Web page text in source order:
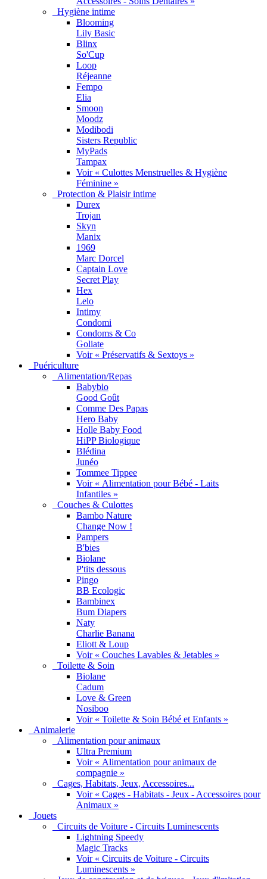
Hygiène intime
Blooming
Lily Basic
Blinx
So'Cup
Loop
Réjeanne
Fempo
Elia
Smoon
Moodz
Modibodi
Sisters Republic
MyPads
Tampax
Voir « Culottes Menstruelles & Hygiène
Féminine »
Protection & Plaisir intime
Durex
Trojan
Skyn
Manix
1969
Marc Dorcel
Captain Love
Secret Play
Hex
Lelo
Intimy
Condomi
Condoms & Co
Goliate
Voir « Préservatifs & Sextoys »
Puériculture
Alimentation/Repas
Babybio
Good Goût
Comme Des Papas
Hero Baby
Holle Baby Food
HiPP Biologique
Blédina
Junéo
Tommee Tippee
Voir « Alimentation pour Bébé - Laits
Infantiles »
Couches & Culottes
Bambo Nature
Change Now !
Pampers
B'bies
Biolane
P'tits dessous
Pingo
BB Ecologic
Bambinex
Bum Diapers
Naty
Charlie Banana
Eliott & Loup
Voir « Couches Lavables & Jetables »
Toilette & Soin
Biolane
Cadum
Love & Green
Nosiboo
Voir « Toilette & Soin Bébé et Enfants »
Animalerie
Alimentation pour animaux
Ultra Premium
Voir « Alimentation pour animaux de
compagnie »
Cages, Habitats, Jeux, Accessoires...
Voir « Cages - Habitats - Jeux - Accessoires pour
Animaux »
Jouets
Circuits de Voiture - Circuits Luminescents
Lightning Speedy
Magic Tracks
Voir « Circuits de Voiture - Circuits
Luminescents »